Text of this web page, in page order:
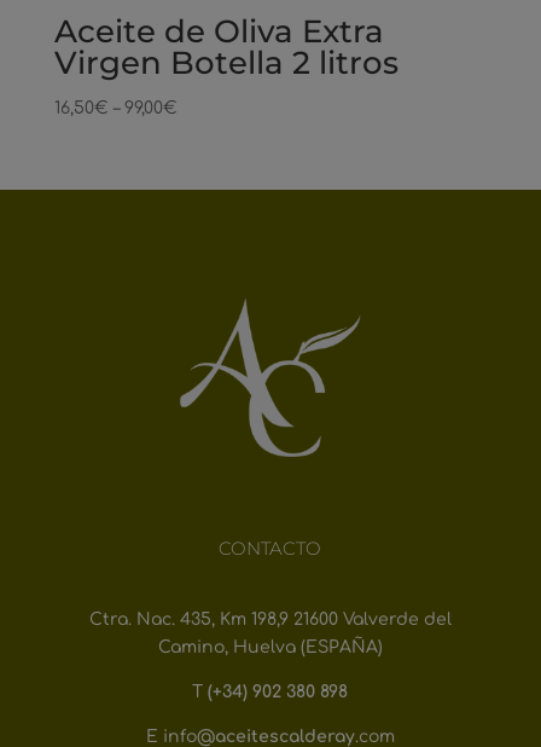
Aceite de Oliva Extra
Virgen Botella 2 litros
16,50€ – 99,00€
CONTACTO
Ctra. Nac. 435, Km 198,9 21600 Valverde del
Camino, Huelva (ESPAÑA)
T(+34) 902 380 898
E info@aceitescalderay.com